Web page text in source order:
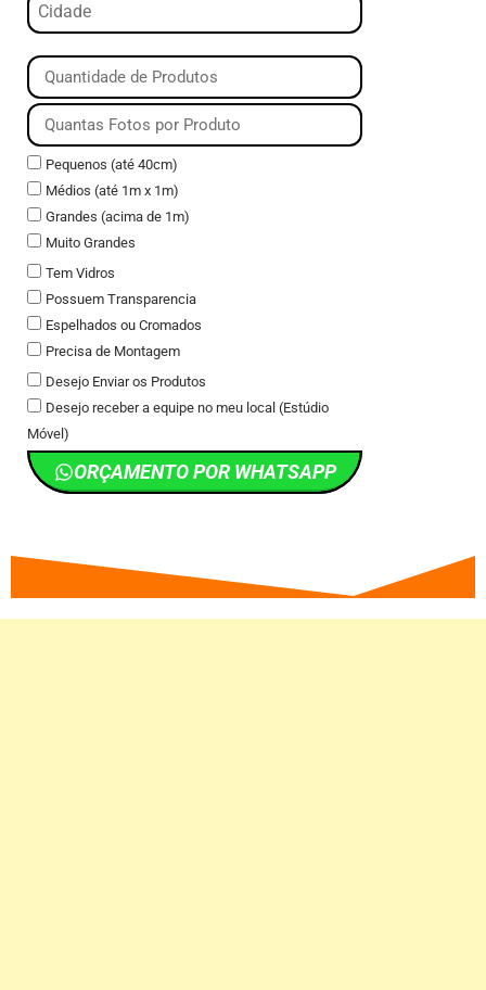
Pequenos (até 40cm)
Médios (até 1m x 1m)
Grandes (acima de 1m)
Muito Grandes
Tem Vidros
Possuem Transparencia
Espelhados ou Cromados
Precisa de Montagem
Desejo Enviar os Produtos
Desejo receber a equipe no meu local (Estúdio
Móvel)
ORÇAMENTO POR WHATSAPP